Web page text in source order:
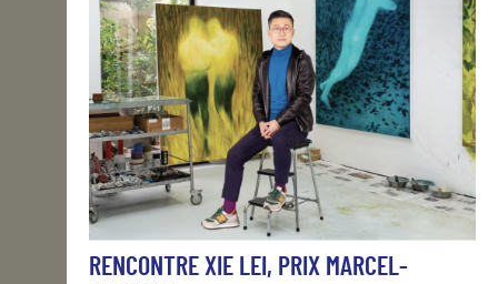
RENCONTRE XIE LEI, PRIX MARCEL-